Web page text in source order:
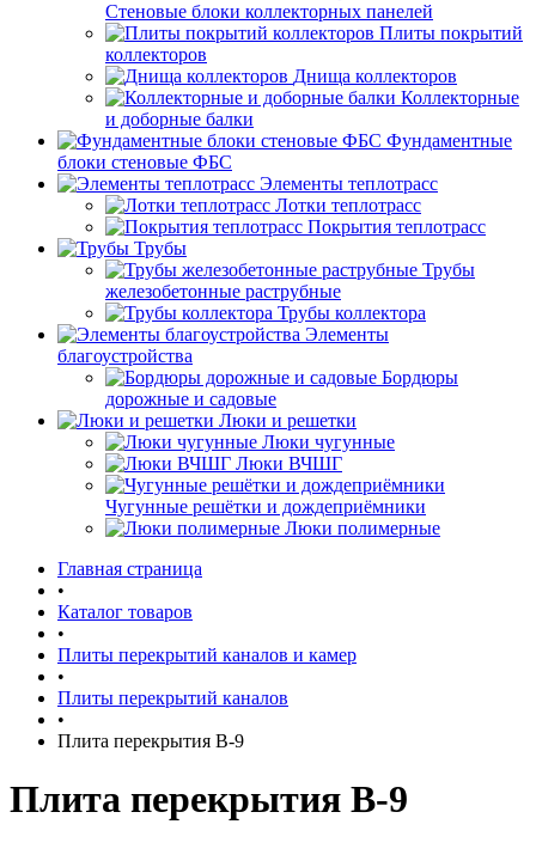
Стеновые блоки коллекторных панелей
Плиты покрытий
коллекторов
Днища коллекторов
Коллекторные
и доборные балки
Фундаментные
блоки стеновые ФБС
Элементы теплотрасс
Лотки теплотрасс
Покрытия теплотрасс
Трубы
Трубы
железобетонные раструбные
Трубы коллектора
Элементы
благоустройства
Бордюры
дорожные и садовые
Люки и решетки
Люки чугунные
Люки ВЧШГ
Чугунные решётки и дождеприёмники
Люки полимерные
Главная страница
•
Каталог товаров
•
Плиты перекрытий каналов и камер
•
Плиты перекрытий каналов
•
Плита перекрытия В-9
Плита перекрытия В-9